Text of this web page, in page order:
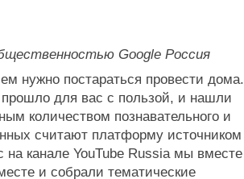
Google Россия
нужно постараться провести дома.
для вас с пользой, и нашли
количеством познавательного и
считают платформу источником
канале YouTube Russia мы вместе
и собрали тематические